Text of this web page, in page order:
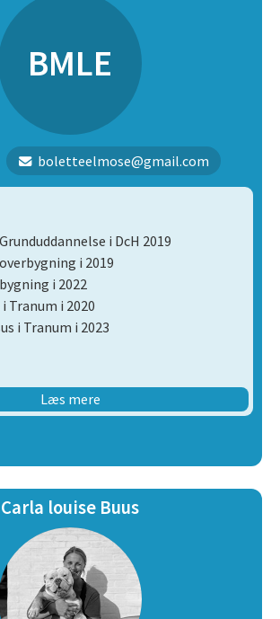
BMLE
boletteelmose@gmail.com
i DcH 2019
i 2019
i 2022
Tranum i 2020
i Tranum i 2023
familieholdet i 2020-2021
unghundeholdet i 2021-2022
agility holdet i 2023 - nu
i lydighed
Læs mere
Carla louise Buus